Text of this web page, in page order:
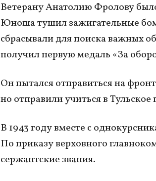
Ветерану Анатолию Фролову
Юноша тушил зажигательные
сбрасывали для поиска важных
получил первую медаль «За
Он пытался отправиться на
но отправили учиться в
В 1943 году вместе с
По приказу верховного
сержантские звания.